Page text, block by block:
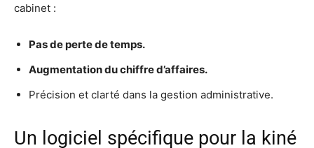
cabinet :
Pas de perte de temps.
Augmentation du chiffre d’affaires.
Précision et clarté dans la gestion administrative.
Un logiciel spécifique pour la kiné